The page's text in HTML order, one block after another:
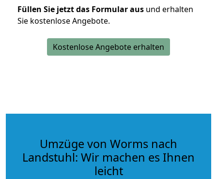
Füllen Sie jetzt das Formular aus und erhalten
Sie kostenlose Angebote.
Kostenlose Angebote erhalten
Umzüge von Worms nach
Landstuhl: Wir machen es Ihnen
leicht